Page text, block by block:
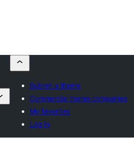
Submit a theme
Commercial theme companies
My favorites
Log in